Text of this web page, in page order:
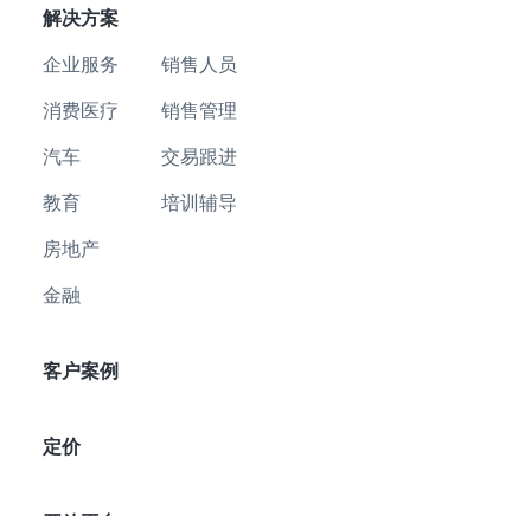
解决方案
企业服务
消费医疗
汽车
教育
房地产
金融
销售人员
销售管理
交易跟进
培训辅导
客户案例
定价